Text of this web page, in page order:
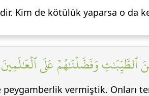
Kim de kötülük yaparsa o da
ٱلطَّيِّبَٰتِ وَفَضَّلۡنَٰهُمۡ عَلَى ٱلۡعَٰلَمِينَ
vermiştik. Onları